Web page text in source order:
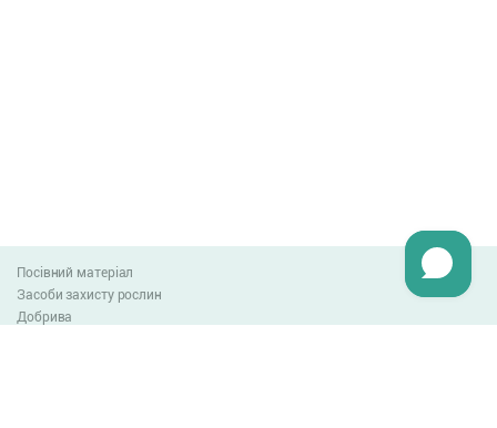
Посівний матеріал
Засоби захисту рослин
Добрива